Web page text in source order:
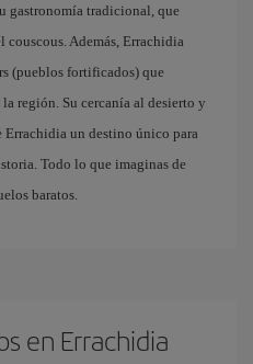
gastronomía tradicional, que
Además, Errachidia
(pueblos fortificados) que
región. Su cercanía al desierto y
Errachidia un destino único para
Todo lo que imaginas de
baratos.
en Errachidia